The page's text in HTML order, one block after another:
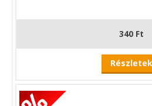
340 Ft
Részletek